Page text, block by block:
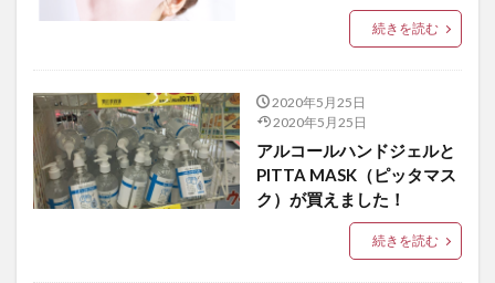
続きを読む
2020年5月25日
2020年5月25日
アルコールハンドジェルと
PITTA MASK（ピッタマス
ク）が買えました！
続きを読む